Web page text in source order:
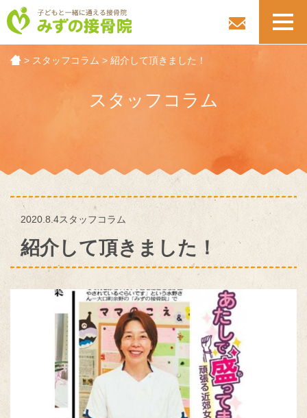
> スタッフコラム >紹介して頂きました！
スタッフコラム
2020.8.4スタッフコラム
紹介して頂きました！